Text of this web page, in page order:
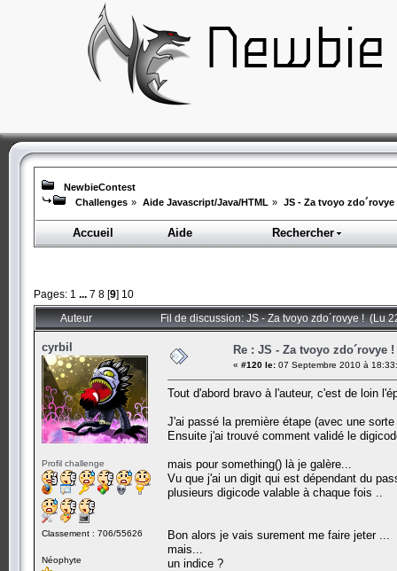
NewbieContest
Challenges » Aide Javascript/Java/HTML » JS - Za tvoyo zdo´rovye
Accueil Aide Rechercher
Pages: 1 ... 7 8 [9] 10
Auteur Fil de discussion: JS - Za tvoyo zdo´rovye ! (Lu
cyrbil
Profil challenge
Classement : 706/55626
Néophyte
Re : JS - Za tvoyo zdo´rovye !
« #120 le: 07 Septembre 2010 à
Tout d'abord bravo à l'auteur, c'est de loin
J'ai passé la première étape (avec une
Ensuite j'ai trouvé comment validé le
mais pour something() là je galère...
Vu que j'ai un digit qui est dépendant du
plusieurs digicode valable à chaque fois ..
Bon alors je vais surement me faire jeter ...
mais...
un indice ?